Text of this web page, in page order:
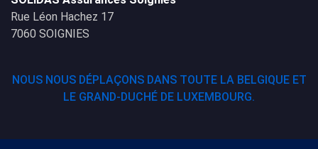
Rue Léon Hachez 17
7060 SOIGNIES
NOUS NOUS DÉPLAÇONS DANS TOUTE LA BELGIQUE ET
LE GRAND-DUCHÉ DE LUXEMBOURG.